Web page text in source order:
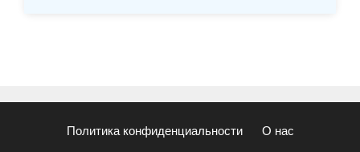
Политика конфиденциальности О нас